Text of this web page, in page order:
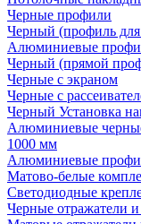
Черные профили
Черный (профиль
Алюминиевые
Черный (прямой
Черные с экраном
Черные с
Черный Установка
Алюминиевые
1000 мм
Алюминиевые
Матово-белые
Светодиодные
Черные отражатели и